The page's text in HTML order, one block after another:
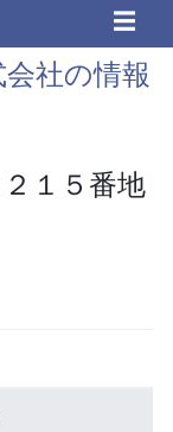
☰
社の情報
１５番地